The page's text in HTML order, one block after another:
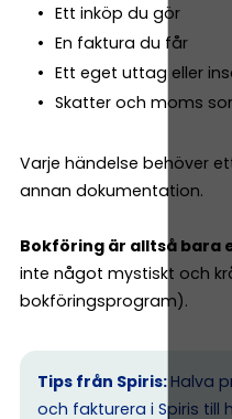
Ett inköp du gör
En faktura du får
Ett eget uttag eller
Skatter och moms
Varje händelse behöver
annan dokumentation.
Bokföring är alltså
inte något mystiskt och
bokföringsprogram).
Tips från Spiris: Halva
och fakturera i Spiris till